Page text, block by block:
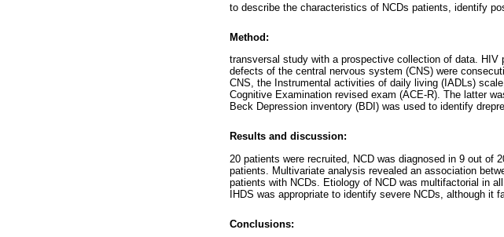
to describe the characteristics of NCDs patients, identify
Method:
transversal study with a prospective collection of data.
defects of the central nervous system (CNS) were
CNS, the Instrumental activities of daily living (IADLs)
Cognitive Examination revised exam (ACE-R). The latter
Beck Depression inventory (BDI) was used to identify
Results and discussion:
20 patients were recruited, NCD was diagnosed in 9 out of
patients. Multivariate analysis revealed an association
patients with NCDs. Etiology of NCD was multifactorial in
IHDS was appropriate to identify severe NCDs, although it
Conclusions: